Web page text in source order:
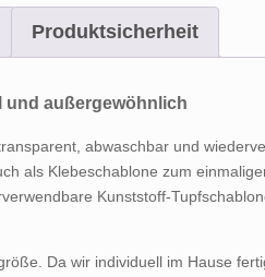
Produktsicherheit
und außergewöhnlich
abwaschbar und
als Klebeschablone zum
Kunststoff-
Da wir individuell im Hause